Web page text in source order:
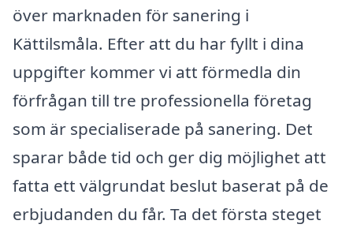
över marknaden för sanering i
Kättilsmåla. Efter att du har fyllt i dina
uppgifter kommer vi att förmedla din
förfrågan till tre professionella företag
som är specialiserade på sanering. Det
sparar både tid och ger dig möjlighet att
fatta ett välgrundat beslut baserat på de
erbjudanden du får. Ta det första steget